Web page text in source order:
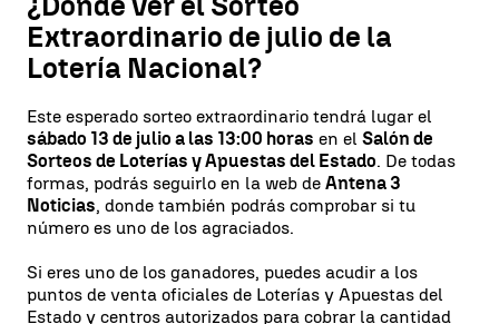
Extraordinario de julio de la
Lotería Nacional?
Este esperado sorteo extraordinario tendrá lugar el
sábado 13 de julio a las 13:00 horas en el Salón de
Sorteos de Loterías y Apuestas del Estado. De todas
formas, podrás seguirlo en la web de Antena 3
Noticias, donde también podrás comprobar si tu
número es uno de los agraciados.
Si eres uno de los ganadores, puedes acudir a los
puntos de venta oficiales de Loterías y Apuestas del
Estado y centros autorizados para cobrar la cantidad